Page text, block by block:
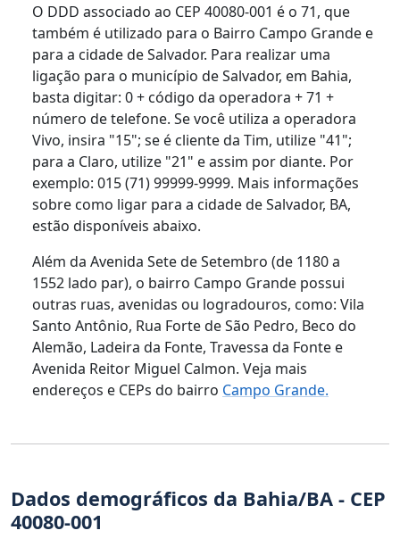
O DDD associado ao CEP 40080-001 é o 71, que
também é utilizado para o Bairro Campo Grande e
para a cidade de Salvador. Para realizar uma
ligação para o município de Salvador, em Bahia,
basta digitar: 0 + código da operadora + 71 +
número de telefone. Se você utiliza a operadora
Vivo, insira "15"; se é cliente da Tim, utilize "41";
para a Claro, utilize "21" e assim por diante. Por
exemplo: 015 (71) 99999-9999. Mais informações
sobre como ligar para a cidade de Salvador, BA,
estão disponíveis abaixo.
Além da Avenida Sete de Setembro (de 1180 a
1552 lado par), o bairro Campo Grande possui
outras ruas, avenidas ou logradouros, como: Vila
Santo Antônio, Rua Forte de São Pedro, Beco do
Alemão, Ladeira da Fonte, Travessa da Fonte e
Avenida Reitor Miguel Calmon. Veja mais
endereços e CEPs do bairro Campo Grande.
Dados demográficos da Bahia/BA - CEP
40080-001